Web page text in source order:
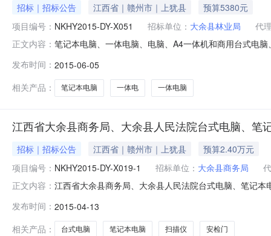
招标｜招标公告 江西省｜赣州市｜上犹县
预算5380元
项目编号： NKHY2015-DY-X051 招标单位： 大余县林业局
代
正文内容： 笔记本电脑、一体电脑、电脑、A4一体机和商用台式电
多功能一体机所属行业：;摄像器材;光电与显示器件;光
发布时间： 2015-06-05
相关产品：
笔记本电脑 一体电 一体电脑
江西省大余县商务局、大余县人民法院台式电脑、笔
招标｜招标公告 江西省｜赣州市｜上犹县
预算2.40万元
项目编号： NKHY2015-DY-X019-1 招标单位： 大余县商务局
正文内容： 江西省大余县商务局、大余县人民法院台式电脑、笔记
公室批复[批复号：余采购询字（2015）32号、余采购询
发布时间： 2015-04-13
相关产品：
台式电脑 笔记本电脑 扫描仪 安检门